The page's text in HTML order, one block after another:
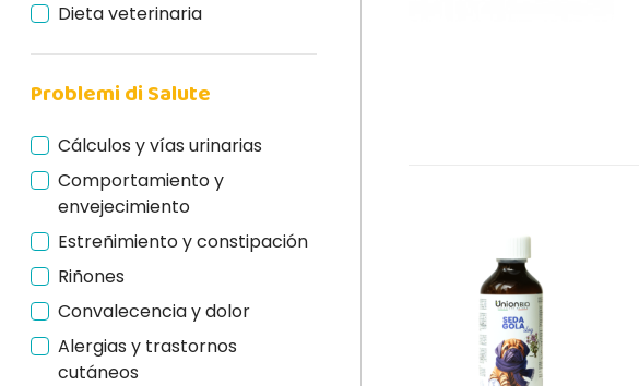
Dieta veterinaria
Problemi di Salute
Cálculos y vías urinarias
Comportamiento y
envejecimiento
Estreñimiento y constipación
Riñones
Convalecencia y dolor
Alergias y trastornos
cutáneos